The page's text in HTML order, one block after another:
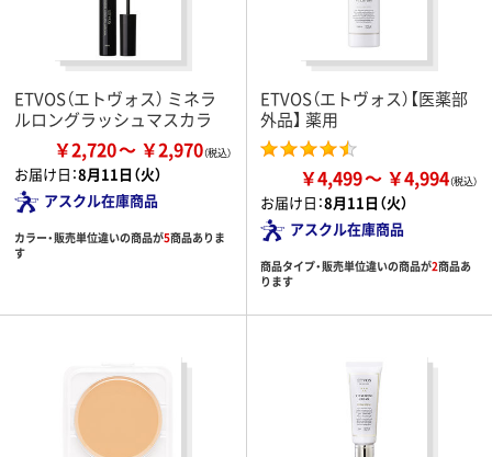
ETVOS（エトヴォス） ミネラ
ルロングラッシュマスカラ
￥2,720 ￥2,970
お届け日：8月11日（火）
アスクル在庫商品
カラー・販売単位違いの商品が5商品ありま
す
ETVOS（エトヴォス）【医薬部
外品】 薬用
￥4,499 ￥4,994
お届け日：8月11日（火）
アスクル在庫商品
商品タイプ・販売単位違いの商品が2商品あ
ります